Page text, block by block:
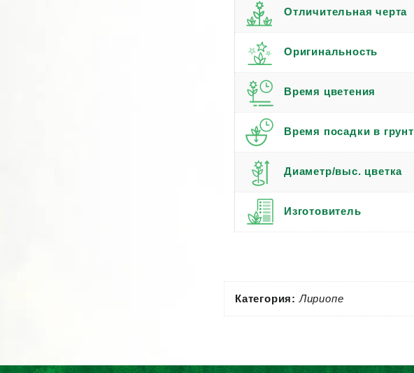
Отличительная черта
Оригинальность
Время цветения
Время посадки в грунт
Диаметр/выс. цветка
Изготовитель
Категория: Лириопе